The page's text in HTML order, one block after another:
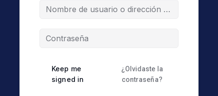
Keep me
signed in
¿Olvidaste la
contraseña?